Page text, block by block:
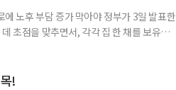
노후 부담 증가 막아야 정부가 3일 발표한
초점을 맞추면서, 각각 집 한 채를 보유한
만, 실제 이혼해 주거와 생계를 분
!